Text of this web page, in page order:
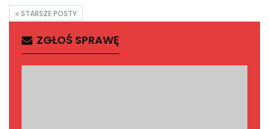
STARSZE POSTY
ZGŁOŚ SPRAWĘ